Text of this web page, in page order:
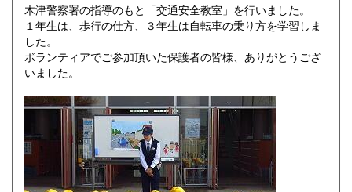
木津警察署の指導のもと「交通安全教室」を行いました。
１年生は、歩行の仕方、３年生は自転車の乗り方を学習しま
した。
ボランティアでご参加頂いた保護者の皆様、ありがとうござ
いました。